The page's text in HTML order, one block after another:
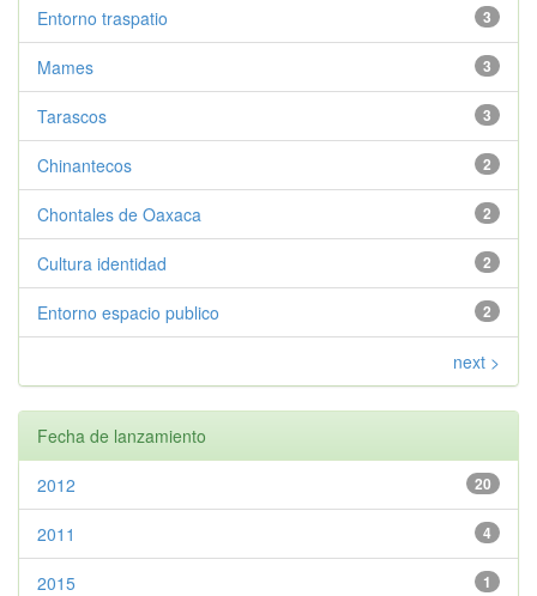
3
Entorno traspatio
3
Mames
3
Tarascos
2
Chinantecos
2
Chontales de Oaxaca
2
Cultura identidad
2
Entorno espacio publico
next >
Fecha de lanzamiento
20
2012
4
2011
1
2015